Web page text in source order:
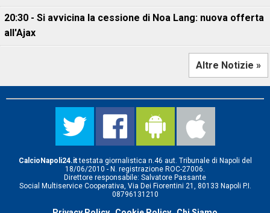
20:30 - Si avvicina la cessione di Noa Lang: nuova offerta
all'Ajax
Altre Notizie »
CalcioNapoli24.ittestata giornalistica n.46 aut. Tribunale di Napoli del
18/06/2010 - N. registrazione ROC-27006.
Direttore responsabile: Salvatore Passante
Social Multiservice Cooperativa, Via Dei Fiorentini 21, 80133 Napoli P.I.
08796131210